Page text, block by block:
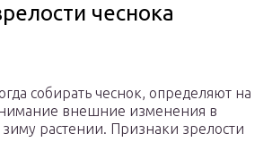
чеснока
собирать чеснок, определяют на
внешние изменения в
растении. Признаки зрелости